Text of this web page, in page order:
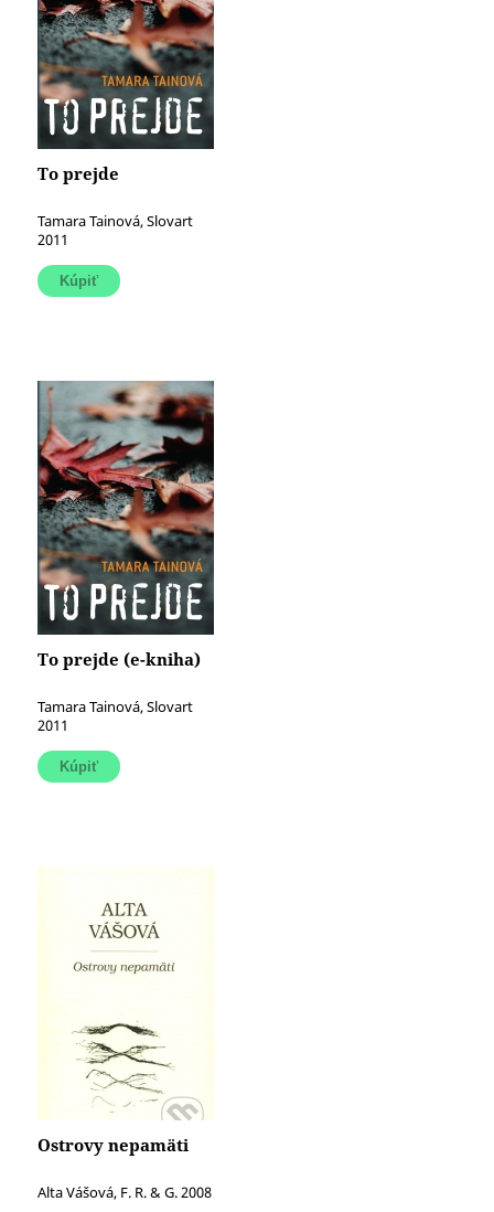
To prejde
Tamara Tainová, Slovart
2011
To prejde (e-kniha)
Tamara Tainová, Slovart
2011
Ostrovy nepamäti
Alta Vášová, F. R. & G. 2008